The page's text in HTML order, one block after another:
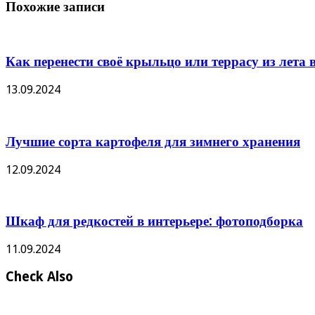
Похожие записи
Как перенести своё крыльцо или террасу из лета
13.09.2024
Лучшие сорта картофеля для зимнего хранения
12.09.2024
Шкаф для редкостей в интерьере: фотоподборка
11.09.2024
Check Also